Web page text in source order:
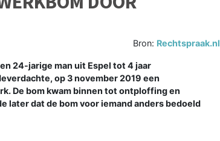
Bron: Rechtspraak.nl
24-jarige man uit Espel tot 4 jaar
op 3 november 2019 een
De bom kwam binnen tot ontploffing en
later dat de bom voor iemand anders bedoeld